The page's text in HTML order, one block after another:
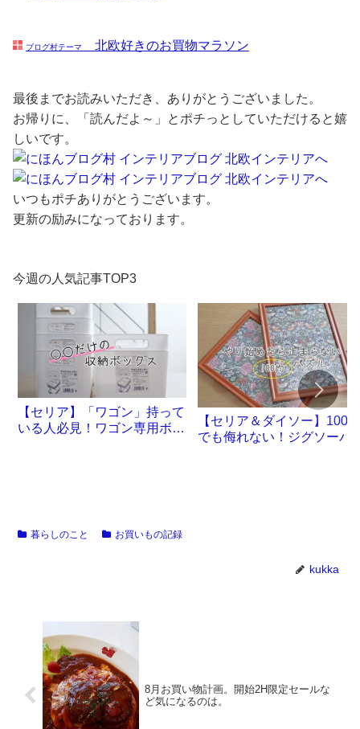
ブログ村テーマ 北欧好きのお買物マラソン
最後までお読みいただき、ありがとうございました。
お帰りに、「読んだよ～」とポチっとしていただけると嬉
しいです。
いつもポチありがとうございます。
更新の励みになっております。
今週の人気記事TOP3
【セリア】「ワゴン」持って
いる人必見！ワゴン専用ボッ
【セリア＆ダイソー】100円
でも侮れない！ジグソーパ
暮らしのこと お買いもの記録
kukka
8月お買い物計画。開始2H限定セールな
ど気になるのは。